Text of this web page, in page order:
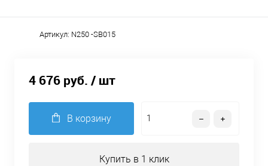
Артикул: N250 -SB015
4 676 руб. / шт
В корзину
Купить в 1 клик